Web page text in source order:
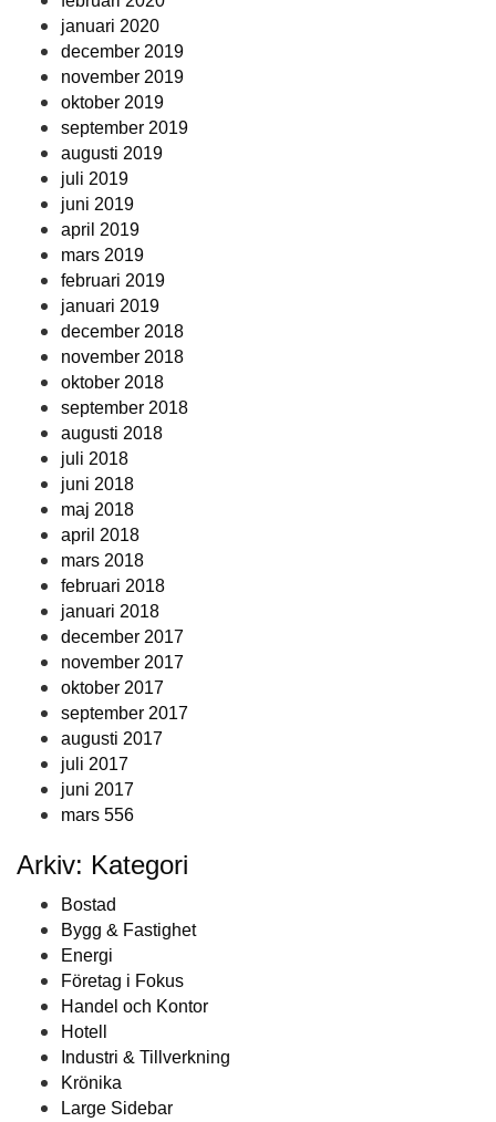
januari 2020
december 2019
november 2019
oktober 2019
september 2019
augusti 2019
juli 2019
juni 2019
april 2019
mars 2019
februari 2019
januari 2019
december 2018
november 2018
oktober 2018
september 2018
augusti 2018
juli 2018
juni 2018
maj 2018
april 2018
mars 2018
februari 2018
januari 2018
december 2017
november 2017
oktober 2017
september 2017
augusti 2017
juli 2017
juni 2017
mars 556
Arkiv: Kategori
Bostad
Bygg & Fastighet
Energi
Företag i Fokus
Handel och Kontor
Hotell
Industri & Tillverkning
Krönika
Large Sidebar